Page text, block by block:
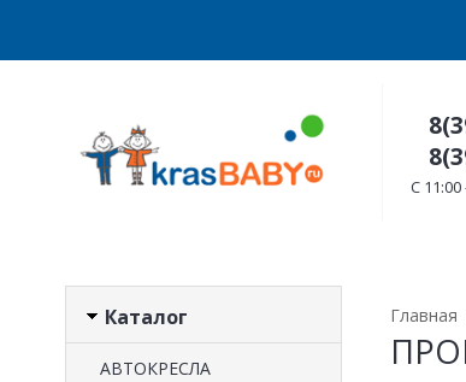
C
Каталог
АВТОКРЕСЛА
Главная